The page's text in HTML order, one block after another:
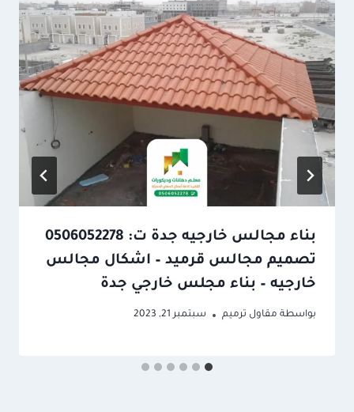
بناء مجالس خارجيه جدة ت: 0506052278
تصميم مجالس قرميد – اشكال مجالس
خارجيه – بناء مجلس خارجي جدة
بواسطة مقاول ترميم سبتمبر 21, 2023